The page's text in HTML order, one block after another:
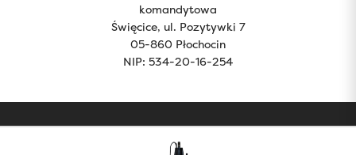
komandytowa
Święcice, ul. Pozytywki 7
05-860 Płochocin
NIP: 534-20-16-254
Copyright 2024 by Omnigena. All rights reserved.